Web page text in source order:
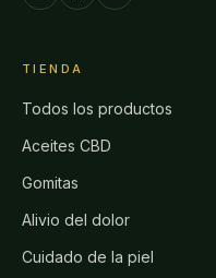
TIENDA
Todos los productos
Aceites CBD
Gomitas
Alivio del dolor
Cuidado de la piel